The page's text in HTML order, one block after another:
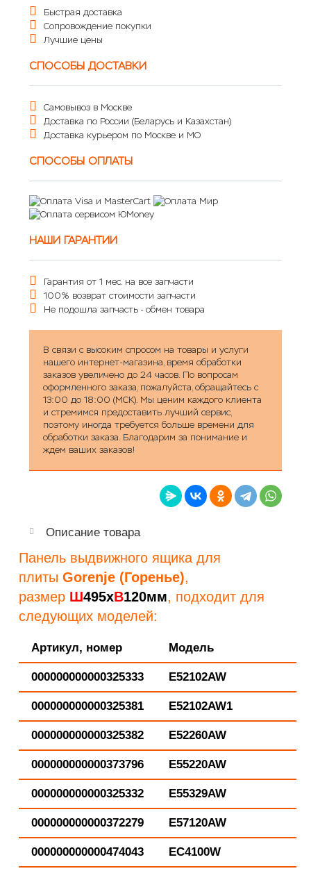
Быстрая доставка
Сопровождение покупки
Лучшие цены
СПОСОБЫ ДОСТАВКИ
Самовывоз в Москве
Доставка по России (Беларусь и Казахстан)
Доставка курьером по Москве и МО
СПОСОБЫ ОПЛАТЫ
НАШИ ГАРАНТИИ
Гарантия от 1 мес. на все запчасти
100% возврат стоимости запчасти
Не подошла запчасть - обмен товара
В связи с высоким спросом на товары и услуги
нашего интернет-магазина, время обработки
заказов увеличено до 24 часов. По вопросам
оформленного заказа, пожалуйста, обращайтесь с
13:00 до 18:00 (МСК). Мы ценим каждого клиента
и стремимся предоставить лучший сервис,
поэтому иногда требуется больше времени для
обработки заказа. Благодарим за понимание и
ждем ваших заказов!
Описание товара
Панель выдвижного ящика для
плиты Gorenje (Горенье),
размер Ш495хВ120мм, подходит для
следующих моделей:
Артикул, номер Модель
000000000000325333 E52102AW
000000000000325381 E52102AW1
000000000000325382 E52260AW
000000000000373796 E55220AW
000000000000325332 E55329AW
000000000000372279 E57120AW
000000000000474043 EC4100W